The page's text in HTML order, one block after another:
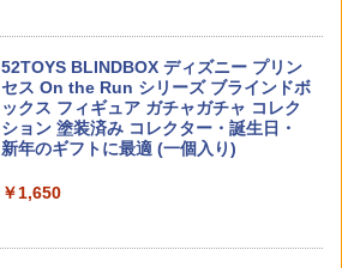
ピリッツ(20211106)
￥3,350
【最大1,000円OFFクーポン11日1:59
ン (くまのプーさん) ティガー ピグレッ
ト
￥14,850
東京マルイ 18才以上用電動ハンドガン
グロック18C用100連射マガジン スペア
マガジン エアガン用
￥2,841
000061863)
￥275
TT-02 TYPE-SRX フロントダイレクトジ
52TOYS BLINDBOX ディズニー プリン
セス On the Run シリーズ ブラインドボ
ックス フィギュア ガチャガチャ コレク
ション 塗装済み コレクター・誕生日・
新年のギフトに最適 (一個入り)
￥1,650